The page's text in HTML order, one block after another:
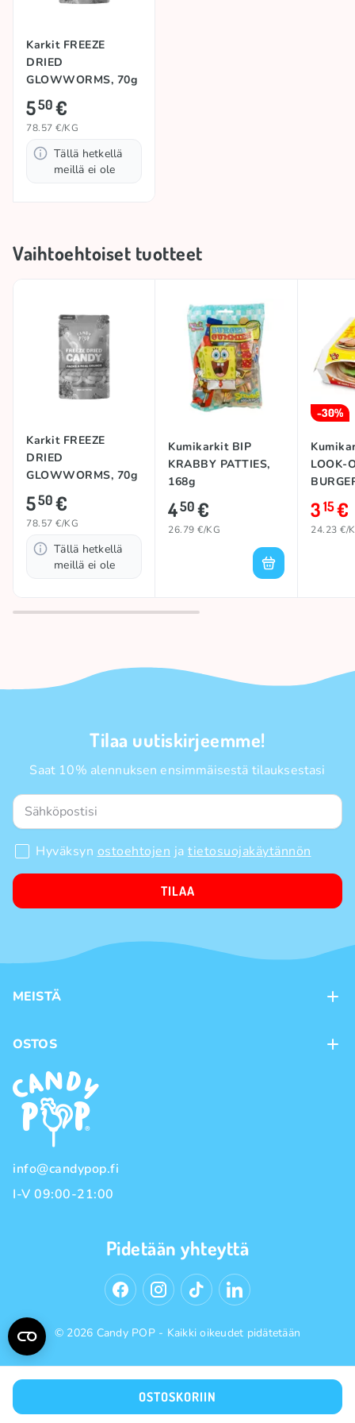
OSTOSKORIIN
Karkit FREEZE
DRIED
GLOWWORMS, 70g
550€
78.57 €/KG
Tällä hetkellä
meillä ei ole
Vaihtoehtoiset tuotteet
Karkit FREEZE
DRIED
GLOWWORMS, 70g
550€
78.57 €/KG
Tällä hetkellä
meillä ei ole
Kumikarkit BIP
KRABBY PATTIES,
168g
450€
26.79 €/KG
-30%
LOOK-
315€
24.23 €/
Tilaa uutiskirjeemme!
Saat 10% alennuksen ensimmäisestä tilauksestasi
Hyväksyn ostoehtojen ja tietosuojakäytännön
TILAA
MEISTÄ
Kanta-asiakasohjelma
Tuotemerkit
OSTOS
Maksutavat
Toimitustavat
Käyttöehdot
Tietosuojakäytäntö
info@candypop.fi
I-V 09:00-21:00
Pidetään yhteyttä
© 2026 Candy POP - Kaikki oikeudet pidätetään